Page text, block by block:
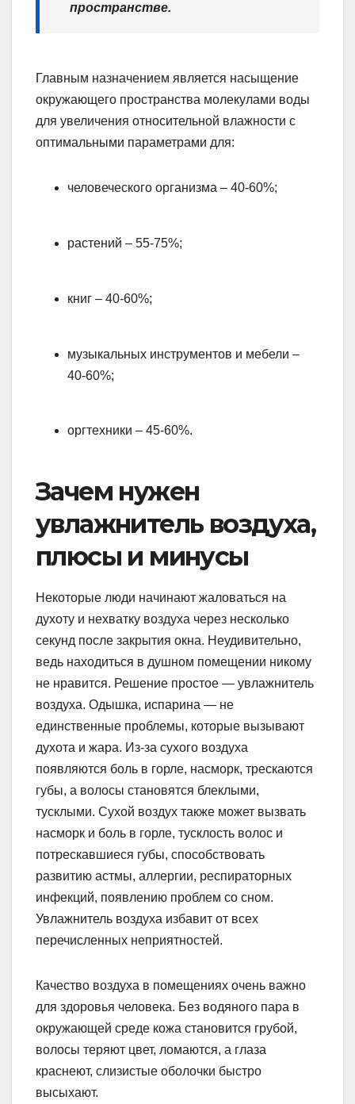
пространстве.
Главным назначением является насыщение
окружающего пространства молекулами воды
для увеличения относительной влажности с
оптимальными параметрами для:
человеческого организма – 40-60%;
растений – 55-75%;
книг – 40-60%;
музыкальных инструментов и мебели –
40-60%;
оргтехники – 45-60%.
Зачем нужен
увлажнитель воздуха,
плюсы и минусы
Некоторые люди начинают жаловаться на
духоту и нехватку воздуха через несколько
секунд после закрытия окна. Неудивительно,
ведь находиться в душном помещении никому
не нравится. Решение простое — увлажнитель
воздуха. Одышка, испарина — не
единственные проблемы, которые вызывают
духота и жара. Из-за сухого воздуха
появляются боль в горле, насморк, трескаются
губы, а волосы становятся блеклыми,
тусклыми. Сухой воздух также может вызвать
насморк и боль в горле, тусклость волос и
потрескавшиеся губы, способствовать
развитию астмы, аллергии, респираторных
инфекций, появлению проблем со сном.
Увлажнитель воздуха избавит от всех
перечисленных неприятностей.
Качество воздуха в помещениях очень важно
для здоровья человека. Без водяного пара в
окружающей среде кожа становится грубой,
волосы теряют цвет, ломаются, а глаза
краснеют, слизистые оболочки быстро
высыхают.